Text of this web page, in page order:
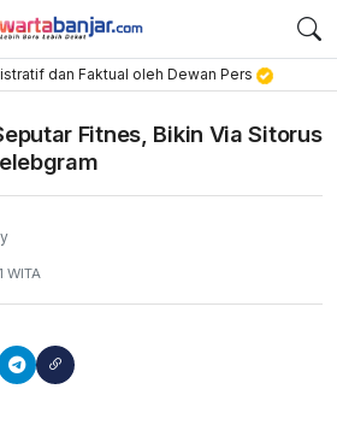
dan Faktual oleh Dewan Pers
Fitnes, Bikin Via Sitorus
WITA